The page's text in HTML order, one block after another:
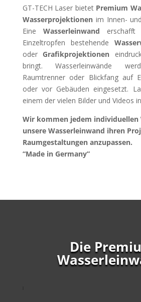
GT-TECH Laser bietet Premium
Wasserprojektionenim Innen-
EineWasserleinwand
Einzeltropfen bestehende
oder Grafikprojektionen
bringt. Wasserleinwände
Raumtrenner oder Blickfang auf
oder vor Gebäuden eingesetzt.
einem der vielen Bilder und Videos
Wir kommen jedem individuellen
unsere Wasserleinwand ihren
Raumgestaltungen anzupassen.
“Made in Germany”
Die